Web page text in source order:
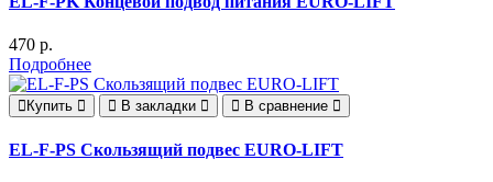
470 р.
Подробнее
Купить В закладки В сравнение
EL-F-PS Скользящий подвес EURO-LIFT